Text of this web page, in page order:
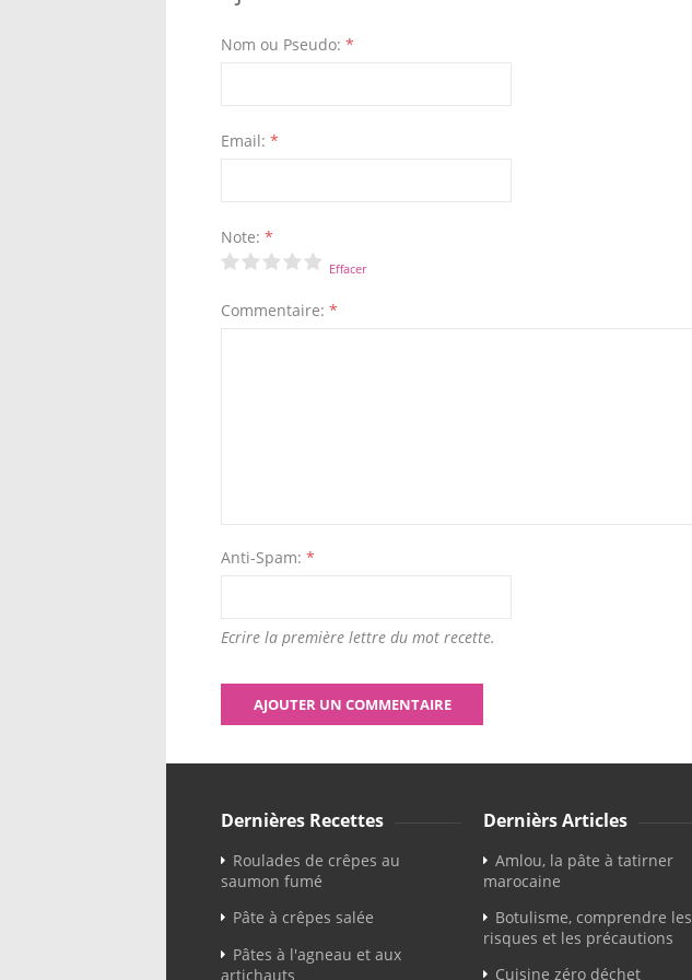
Nom ou Pseudo: *
Email: *
Note: *
Effacer
Commentaire: *
Anti-Spam: *
Ecrire la première lettre du mot recette.
Dernières Recettes
Roulades de crêpes au
saumon fumé
Pâte à crêpes salée
Pâtes à l'agneau et aux
artichauts
Dernièrs Articles
Amlou, la pâte à tatirner
marocaine
Botulisme, comprendre les
risques et les précautions
Cuisine zéro déchet